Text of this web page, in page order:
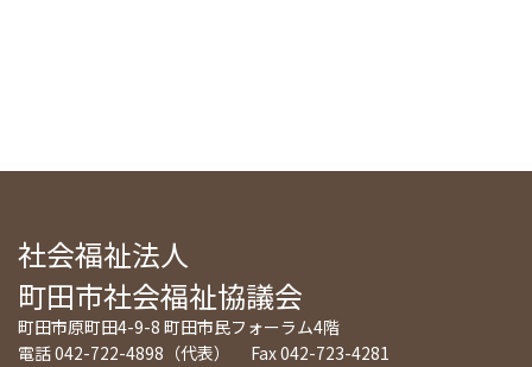
社会福祉法人
町田市社会福祉協議会
町田市原町田4-9-8 町田市民フォーラム4階
電話 042-722-4898（代表） Fax 042-723-4281